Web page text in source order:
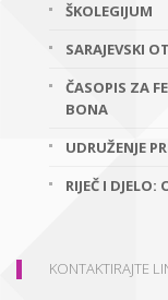
ŠKOLEGIJUM
SARAJEVSKI
ČASOPIS ZA
BONA
UDRUŽENJE
RIJEČ I
KONTAKTIRAJTE